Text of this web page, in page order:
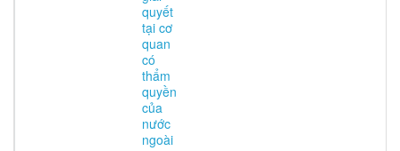
quyết
tại cơ
quan
có
thẩm
quyền
của
nước
ngoài